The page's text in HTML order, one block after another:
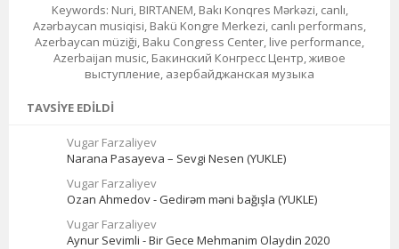
Keywords: Nuri, BIRTANEM, Bakı Konqres Mərkəzi, canlı,
Azərbaycan musiqisi, Bakü Kongre Merkezi, canlı performans,
Azerbaycan müziği, Baku Congress Center, live performance,
Azerbaijan music, Бакинский Конгресс Центр, живое
выступление, азербайджанская музыка
TAVSIYE EDILDI
Vugar Farzaliyev
Narana Pasayeva – Sevgi Nesen (YUKLE)
Vugar Farzaliyev
Ozan Ahmedov - Gedirəm məni bağışla (YUKLE)
Vugar Farzaliyev
Aynur Sevimli - Bir Gece Mehmanim Olaydin 2020